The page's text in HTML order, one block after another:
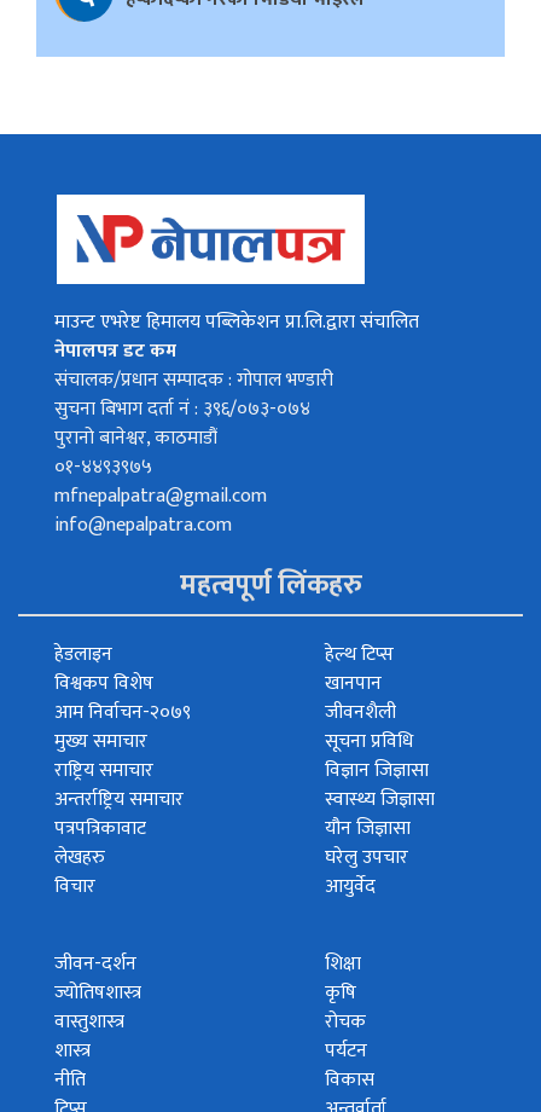
माउन्ट एभरेष्ट हिमालय पब्लिकेशन प्रा.लि.द्वारा संचालित
नेपालपत्र डट कम
संचालक/प्रधान सम्पादक : गोपाल भण्डारी
सुचना बिभाग दर्ता नं : ३९६/०७३-०७४
पुरानो बानेश्वर, काठमाडौं
०१-४४९३९७५
mfnepalpatra@gmail.com
info@nepalpatra.com
महत्वपूर्ण लिंकहरु
हेडलाइन
विश्वकप विशेष
आम निर्वाचन-२०७९
मुख्य समाचार
राष्ट्रिय समाचार
अन्तर्राष्ट्रिय समाचार
पत्रपत्रिकावाट
लेखहरु
विचार
हेल्थ टिप्स
खानपान
जीवनशैली
सूचना प्रविधि
विज्ञान जिज्ञासा
स्वास्थ्य जिज्ञासा
यौन जिज्ञासा
घरेलु उपचार
आयुर्वेद
जीवन-दर्शन
ज्योतिषशास्त्र
वास्तुशास्त्र
शास्त्र
नीति
शिक्षा
कृषि
रोचक
पर्यटन
विकास